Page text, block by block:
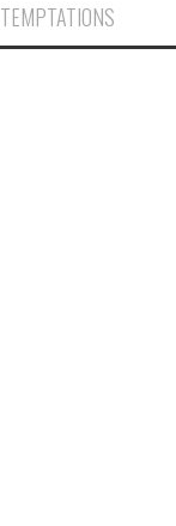
TEMPTATIONS